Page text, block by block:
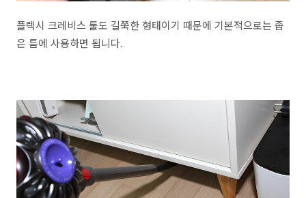
플렉시 크레비스 툴도 길쭉한 형태이기 때문에 기본적으로는 좁
은 틈에 사용하면 됩니다.